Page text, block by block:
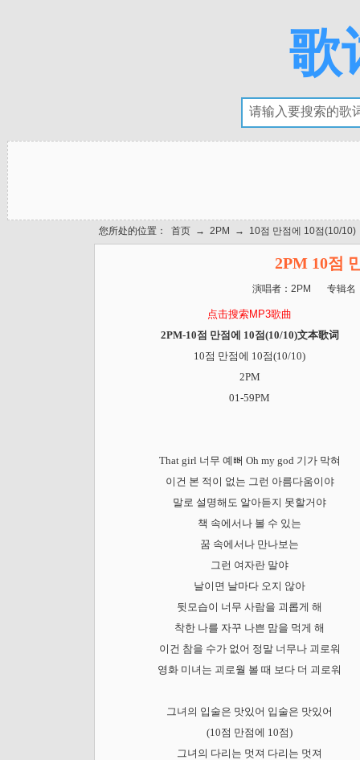
歌
您所处的位置： 首页 → 2PM → 10점 만점에 10점(10/10)
2PM 10점
演唱者：2PM 专辑名
点击搜索MP3歌曲
2PM-10점 만점에 10점(10/10)文本歌词
10점 만점에 10점(10/10)
2PM
01-59PM
That girl 너무 예뻐 Oh my god 기가 막혀
이건 본 적이 없는 그런 아름다움이야
말로 설명해도 알아듣지 못할거야
책 속에서나 볼 수 있는
꿈 속에서나 만나보는
그런 여자란 말야
날이면 날마다 오지 않아
뒷모습이 너무 사람을 괴롭게 해
착한 나를 자꾸 나쁜 맘을 먹게 해
이건 참을 수가 없어 정말 너무나 괴로워
영화 미녀는 괴로월 볼 때 보다 더 괴로워
그녀의 입술은 맛있어 입술은 맛있어
(10점 만점에 10점)
그녀의 다리는 멋져 다리는 멋져